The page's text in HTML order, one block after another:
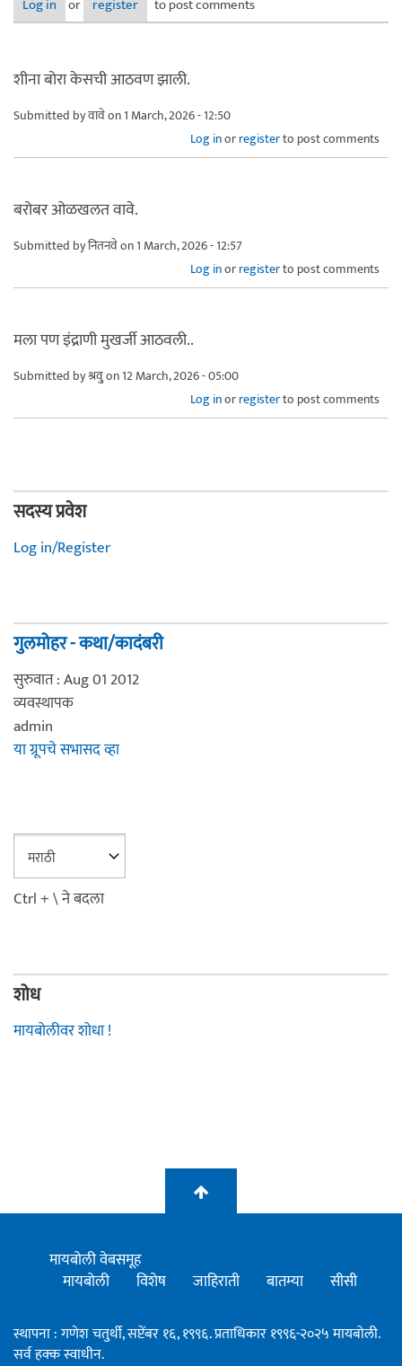
Log in or register to post comments
शीना बोरा केसची आठवण झाली.
Submitted byवावेon 1 March, 2026 - 12:50
Log inorregisterto post comments
बरोबर ओळखलत वावे.
Submitted byनितनवेon 1 March, 2026 - 12:57
Log inorregisterto post comments
मला पण इंद्राणी मुखर्जी आठवली..
Submitted byश्रवु्on 12 March, 2026 - 05:00
Log inorregisterto post comments
सदस्य प्रवेश
Log in/Register
गुलमोहर - कथा/कादंबरी
सुरुवात : Aug 01 2012
व्यवस्थापक
admin
या ग्रूपचे सभासद व्हा
Ctrl + \ ने बदला
शोध
मायबोलीवर शोधा !
मायबोली वेबसमूह
मायबोली
विशेष जाहिराती बातम्या सीसी
स्थापना : गणेश चतुर्थी, सप्टेंबर १६, १९९६. प्रताधिकार १९९६-२०२५ मायबोली.
सर्व हक्क स्वाधीन.